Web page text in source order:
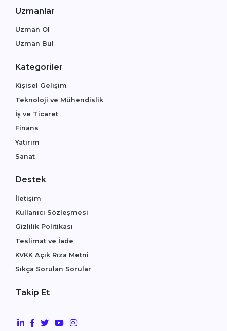
Uzmanlar
Uzman Ol
Uzman Bul
Kategoriler
Kişisel Gelişim
Teknoloji ve Mühendislik
İş ve Ticaret
Finans
Yatırım
Sanat
Destek
İletişim
Kullanıcı Sözleşmesi
Gizlilik Politikası
Teslimat ve İade
KVKK Açık Rıza Metni
Sıkça Sorulan Sorular
Takip Et